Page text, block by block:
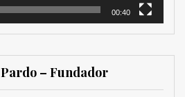
00:40
– Fundador